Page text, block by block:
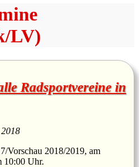
LV)
Radsportvereine in
Vorschau 2018/2019, am
10:00 Uhr.